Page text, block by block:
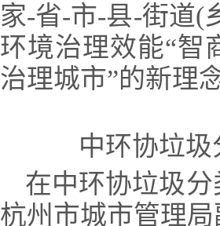
家-省-市-县-街道(
环境治理效能“智
治理城市”的新理
中环协垃圾
在中环协垃圾
杭州市城市管理